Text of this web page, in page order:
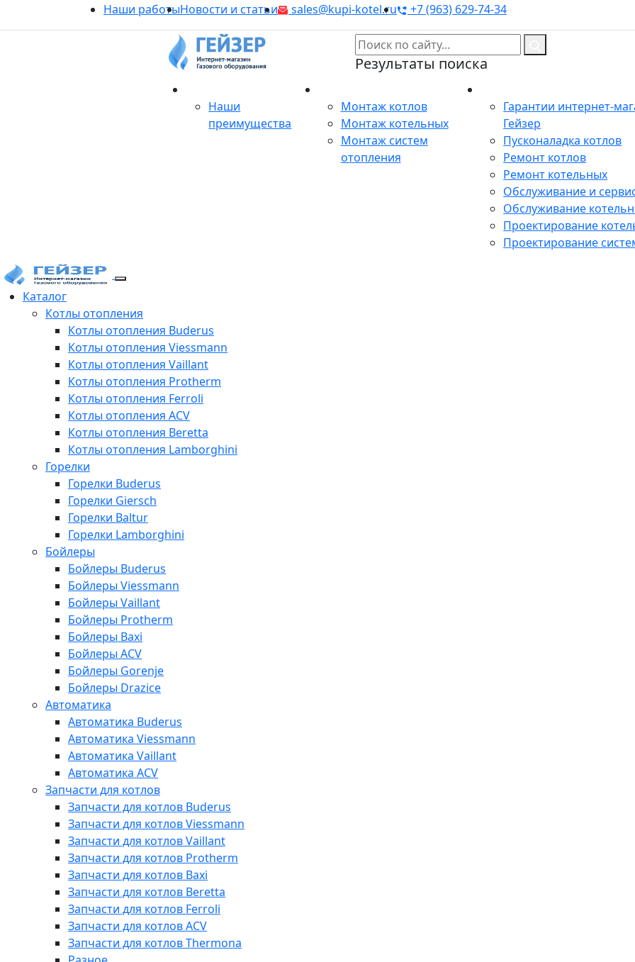
Наши работыНовости и статьи sales@kupi-kotel.ru +7 (963) 629-74-34
Результаты поиска
Наши
преимущества
Монтаж котлов
Монтаж котельных
Монтаж систем
отопления
Гарантии интернет-
Гейзер
Пусконаладка котлов
Ремонт котлов
Ремонт котельных
Обслуживание и
Обслуживание
Проектирование
Проектирование
Каталог
Котлы отопления
Котлы отопления Buderus
Котлы отопления Viessmann
Котлы отопления Vaillant
Котлы отопления Protherm
Котлы отопления Ferroli
Котлы отопления ACV
Котлы отопления Beretta
Котлы отопления Lamborghini
Горелки
Горелки Buderus
Горелки Giersch
Горелки Baltur
Горелки Lamborghini
Бойлеры
Бойлеры Buderus
Бойлеры Viessmann
Бойлеры Vaillant
Бойлеры Protherm
Бойлеры Baxi
Бойлеры ACV
Бойлеры Gorenje
Бойлеры Drazice
Автоматика
Автоматика Buderus
Автоматика Viessmann
Автоматика Vaillant
Автоматика ACV
Запчасти для котлов
Запчасти для котлов Buderus
Запчасти для котлов Viessmann
Запчасти для котлов Vaillant
Запчасти для котлов Protherm
Запчасти для котлов Baxi
Запчасти для котлов Beretta
Запчасти для котлов Ferroli
Запчасти для котлов ACV
Запчасти для котлов Thermona